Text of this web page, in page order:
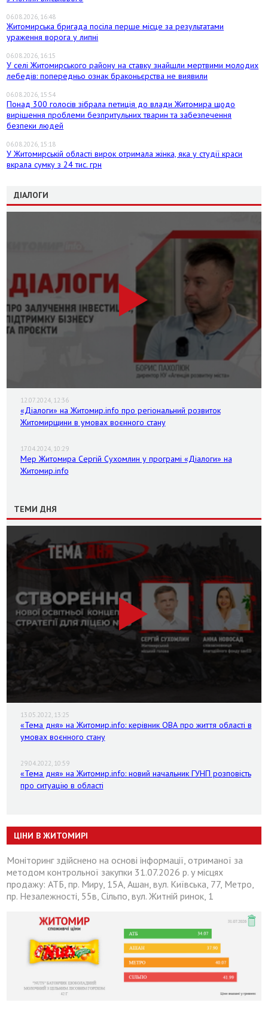
06.08.2026, 16:48
Житомирська бригада посіла перше місце за результатами
ураження ворога у липні
06.08.2026, 16:15
У селі Житомирського району на ставку знайшли мертвими молодих
лебедів: попередньо ознак браконьєрства не виявили
06.08.2026, 15:54
Понад 300 голосів зібрала петиція до влади Житомира щодо
вирішення проблеми безпритульних тварин та забезпечення
безпеки людей
06.08.2026, 15:18
У Житомирській області вирок отримала жінка, яка у студії краси
вкрала сумку з 24 тис. грн
ДІАЛОГИ
12.07.2024, 12:36
«Діалоги» на Житомир.info про регіональний розвиток
Житомирщини в умовах воєнного стану
17.04.2024, 10:29
Мер Житомира Сергій Сухомлин у програмі «Діалоги» на
Житомир.info
ТЕМИ ДНЯ
13.05.2022, 13:25
«Тема дня» на Житомир.info: керівник ОВА про життя області в
умовах воєнного стану
29.04.2022, 10:59
«Тема дня» на Житомир.info: новий начальник ГУНП розповість
про ситуацію в області
ЦІНИ В ЖИТОМИРІ
Моніторинг здійснено на основі інформації, отриманої за
методом контрольної закупки 31.07.2026 р. у місцях
продажу: АТБ, пр. Миру, 15А, Ашан, вул. Київська, 77, Метро,
пр. Незалежності, 55в, Сільпо, вул. Житній ринок, 1